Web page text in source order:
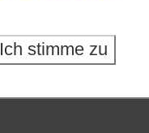
Ich stimme zu